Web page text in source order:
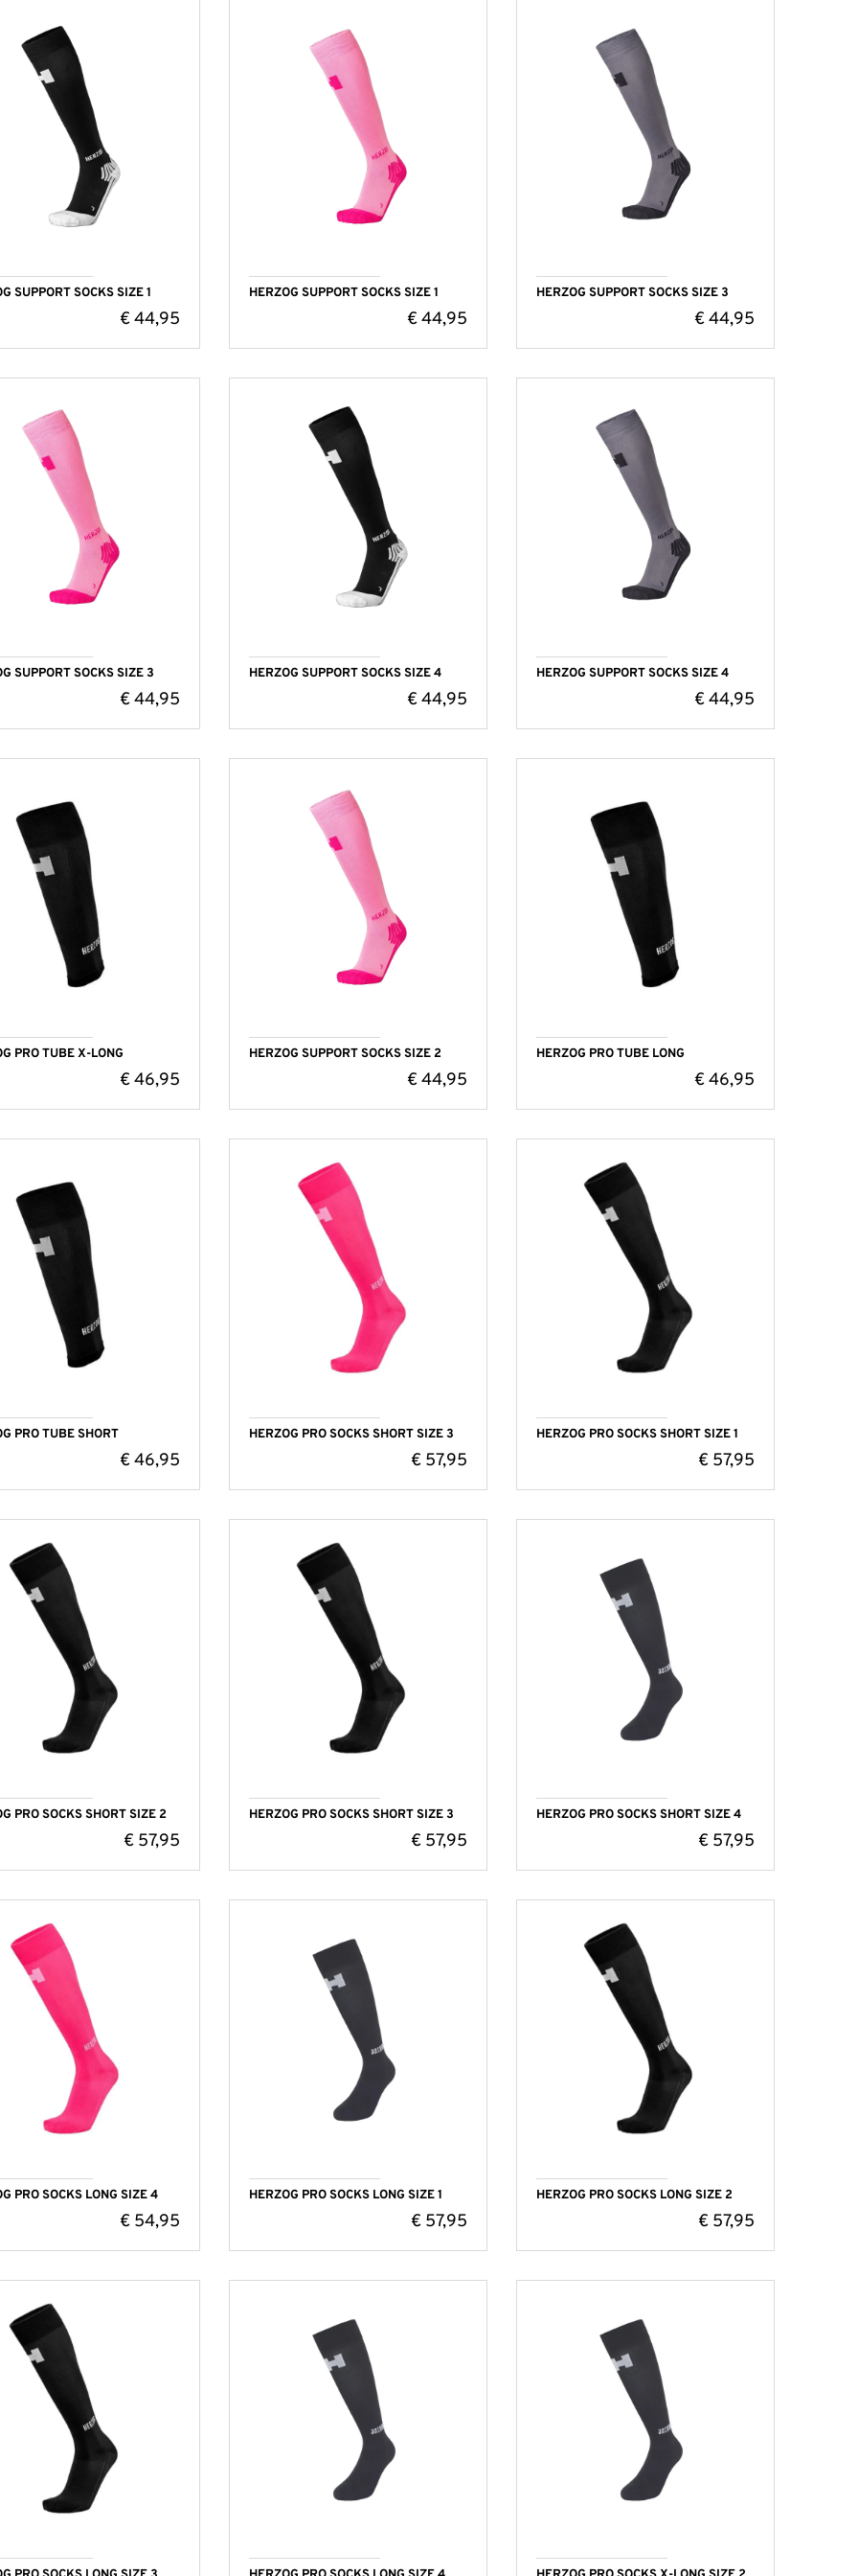
SUPPORT SOCKS SIZE 1
€44,95
HERZOG SUPPORT SOCKS SIZE 1
€44,95
HERZOG SUPPORT SOCKS SIZE 3
€44,95
SUPPORT SOCKS SIZE 3
€44,95
HERZOG SUPPORT SOCKS SIZE 4
€44,95
HERZOG SUPPORT SOCKS SIZE 4
€44,95
PRO TUBE X-LONG
€46,95
HERZOG SUPPORT SOCKS SIZE 2
€44,95
HERZOG PRO TUBE LONG
€46,95
PRO TUBE SHORT
€46,95
HERZOG PRO SOCKS SHORT SIZE 3
€57,95
HERZOG PRO SOCKS SHORT SIZE 1
€57,95
PRO SOCKS SHORT SIZE 2
€57,95
HERZOG PRO SOCKS SHORT SIZE 3
€57,95
HERZOG PRO SOCKS SHORT SIZE 4
€57,95
PRO SOCKS LONG SIZE 4
€54,95
HERZOG PRO SOCKS LONG SIZE 1
€57,95
HERZOG PRO SOCKS LONG SIZE 2
€57,95